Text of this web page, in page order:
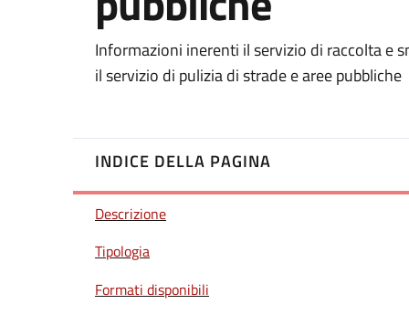
Informazioni inerenti il servizio di raccolta e
il servizio di pulizia di strade e aree pubbliche
INDICE DELLA PAGINA
Descrizione
Tipologia
Formati disponibili